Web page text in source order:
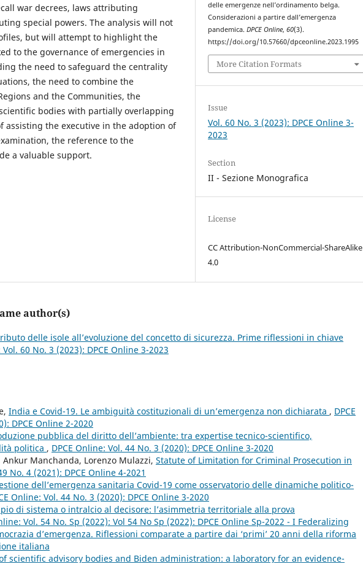
war decrees, laws attributing
special powers. The analysis will not
but will attempt to highlight the
to the governance of emergencies in
the need to safeguard the centrality
the need to combine the
and the Communities, the
bodies with partially overlapping
assisting the executive in the adoption of
the reference to the
a valuable support.
delle emergenze nell’ordinamento belga.
Considerazioni a partire dall’emergenza
pandemica.DPCE Online,60(3).
https://doi.org/10.57660/dpceonline.2023.1995
More Citation Formats
Issue
Vol. 60 No. 3 (2023): DPCE Online 3-
2023
Section
II - Sezione Monografica
License
CC Attribution-NonCommercial-ShareAlike
4.0
author(s)
delle isole all’evoluzione del concetto di sicurezza. Prime riflessioni in chiave
Vol. 60 No. 3 (2023): DPCE Online 3-2023
India e Covid-19. Le ambiguità costituzionali di un’emergenza non dichiarata , DPCE
DPCE Online 2-2020
pubblica del diritto dell’ambiente: tra expertise tecnico-scientifico,
politica , DPCE Online: Vol. 44 No. 3 (2020): DPCE Online 3-2020
Manchanda, Lorenzo Mulazzi, Statute of Limitation for Criminal Prosecution in
No. 4 (2021): DPCE Online 4-2021
dell’emergenza sanitaria Covid-19 come osservatorio delle dinamiche politico-
Online: Vol. 44 No. 3 (2020): DPCE Online 3-2020
di sistema o intralcio al decisore: l’asimmetria territoriale alla prova
Vol. 54 No. Sp (2022): Vol 54 No Sp (2022): DPCE Online Sp-2022 - I Federalizing
d’emergenza. Riflessioni comparate a partire dai ‘primi’ 20 anni della riforma
italiana
scientific advisory bodies and Biden administration: a laboratory for an evidence-